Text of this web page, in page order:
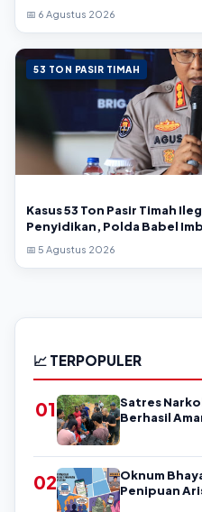
📅 6 Agustus 2026
53 TON PASIR TIMAH
Kasus 53 Ton Pasir Timah
Penyidikan, Polda Babel
📅 5 Agustus 2026
📈 TERPOPULER
01
Satres
Berhasil
02
Oknum
Penipuan